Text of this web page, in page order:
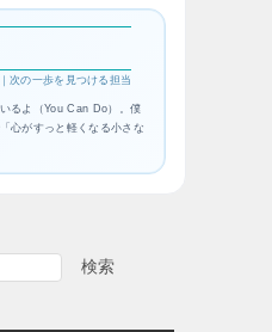
次の一歩を見つける担当
るよ（You Can Do）。僕
心がすっと軽くなる小さな
検索